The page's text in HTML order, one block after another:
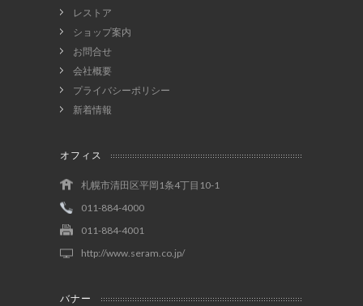
レストア
ショップ案内
お問合せ
会社概要
プライバシーポリシー
新着情報
オフィス
札幌市清田区平岡1条4丁目10-1
011-884-4000
011-884-4001
http://www.seram.co.jp/
バナー